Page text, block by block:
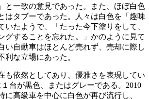
と一致の意見であった。また、ほぼ白色
はタブーであった。人々は白色を「趣味
いたようで、「たった今下塗りをして、
グすることを忘れた。」かのように見て
い自動車はほとんど売れず、売却に際し
利な立場にあった。
も依然としてあり、優雅さを表現してい
台が黒色、またはグレーである。2010
に高級車を中心に白色が再び流行し、